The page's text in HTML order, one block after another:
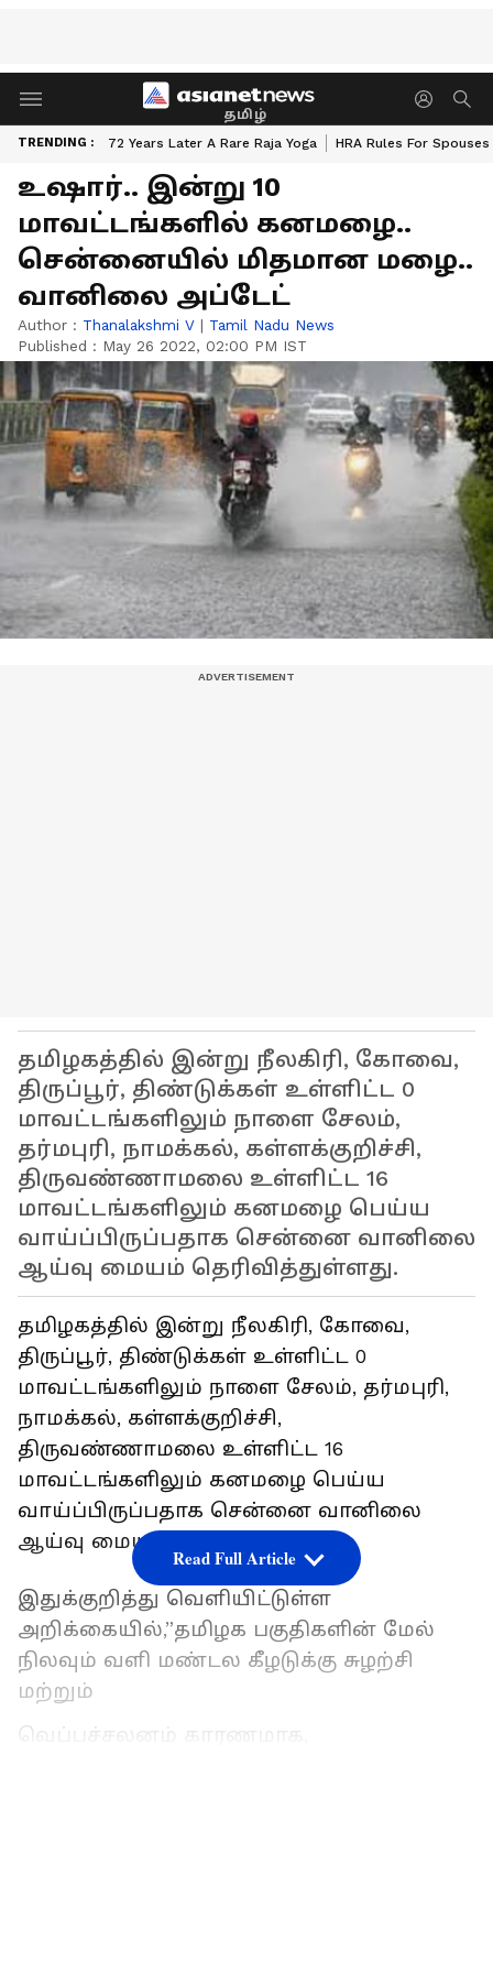
தமிழ்
TRENDING : 72 Years Later A Rare Raja Yoga HRA Rules For Spouses
உஷார்.. இன்று 10
மாவட்டங்களில் கனமழை..
சென்னையில் மிதமான மழை..
வானிலை அப்டேட்
Author : Thanalakshmi V | Tamil Nadu News
Published : May 26 2022, 02:00 PM IST
தமிழகத்தில் இன்று நீலகிரி, கோவை,
திருப்பூர், திண்டுக்கள் உள்ளிட்ட 0
மாவட்டங்களிலும் நாளை சேலம்‌,
தர்மபுரி, நாமக்கல்‌, கள்ளக்குறிச்‌சி,
திருவண்ணாமலை உள்ளிட்ட 16
மாவட்டங்களிலும் கனமழை பெய்ய
வாய்ப்பிருப்பதாக சென்னை வானிலை
ஆய்வு மையம் தெரிவித்துள்ளது.
தமிழகத்தில் இன்று நீலகிரி, கோவை,
திருப்பூர், திண்டுக்கள் உள்ளிட்ட 0
மாவட்டங்களிலும் நாளை சேலம்‌, தர்மபுரி,
நாமக்கல்‌, கள்ளக்குறிச்‌சி,
திருவண்ணாமலை உள்ளிட்ட 16
மாவட்டங்களிலும் கனமழை பெய்ய
வாய்ப்பிருப்பதாக சென்னை வானிலை
ஆய்வு மையம் தெரிவித்துள்ளது.
இதுக்குறித்து வெளியிட்டுள்ள
அறிக்கையில்,”தமிழக பகுதிகளின்‌ மேல்‌
நிலவும்‌ வளி மண்டல கீழடுக்கு சுழற்சி
மற்றும்‌
வெப்பச்சலனம்‌ காரணமாக,
Read Full Article